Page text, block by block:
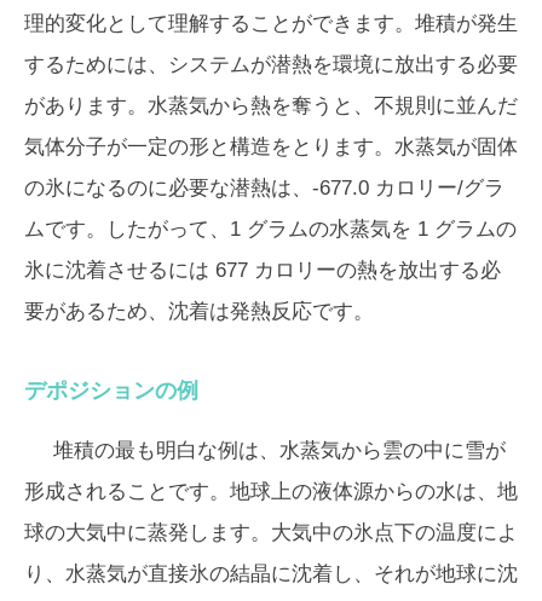
理的変化として理解することができます。堆積が発生
するためには、システムが潜熱を環境に放出する必要
があります。水蒸気から熱を奪うと、不​​規則に並んだ
気体分子が一定の形と構造をとります。水蒸気が固体
の氷になるのに必要な潜熱は、-677.0 カロリー/グラ
ムです。したがって、1 グラムの水蒸気を 1 グラムの
氷に沈着させるには 677 カロリーの熱を放出する必
要があるため、沈着は発熱反応です。
デポジションの例
堆積の最も明白な例は、水蒸気から雲の中に雪が
形成されることです。地球上の液体源からの水は、地
球の大気中に蒸発します。大気中の氷点下の温度によ
り、水蒸気が直接氷の結晶に沈着し、それが地球に沈